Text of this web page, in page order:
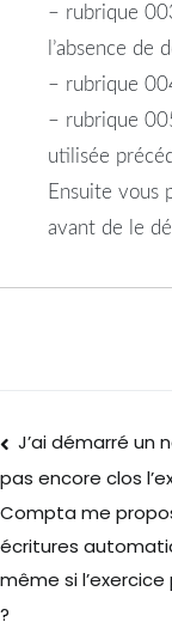
– rubrique
l’absence
– rubrique
– rubrique
utilisée
Ensuite vous
avant de le
J’ai démarré un
pas encore clos
Compta me
écritures
même si
?